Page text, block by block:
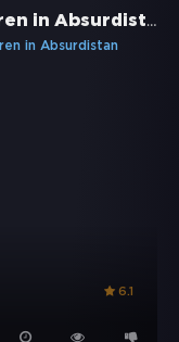
Geboren in Absurdistan
6.1